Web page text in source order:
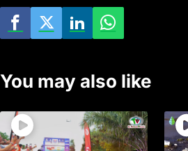
You may also like